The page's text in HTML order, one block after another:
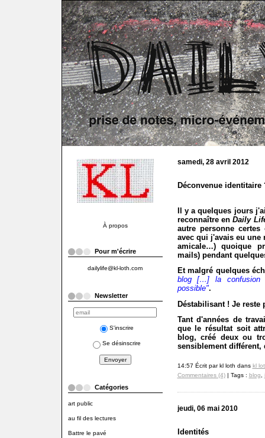
À propos
Pour m'écrire
dailylife@kl-loth.com
Newsletter
S'inscrire
Se désinscrire
Catégories
art public
au fil des lectures
Battre le pavé
samedi, 28 avril 2012
Déconvenue identitaire
Il y a quelques jours
reconnaître enDaily
autre personne
avec qui j'avais eu une
amicale…) quoique
mails) pendant
Et malgré quelques
blog […] la confusion
possible".
Déstabilisant ! Je reste
Tant d'années de
que le résultat soit
blog, créé deux ou
sensiblement
14:57 Écrit par kl loth dans kl
Commentaires (4)| Tags : blog
jeudi, 06 mai 2010
Identités